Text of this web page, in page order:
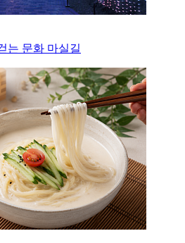
는 문화 마실길